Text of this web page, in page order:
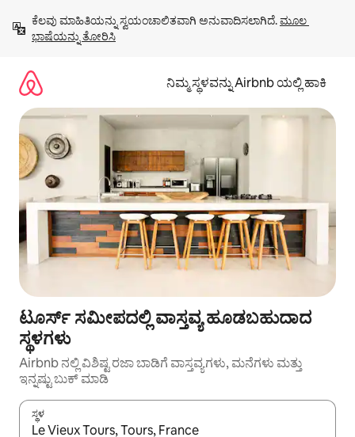
ಹೋಗಿ
ಕೆಲವು ಮಾಹಿತಿಯನ್ನು ಸ್ವಯಂಚಾಲಿತವಾಗಿ ಅನುವಾದಿಸಲಾಗಿದೆ. ಮೂಲ
ಭಾಷೆಯನ್ನು ತೋರಿಸಿ
ನಿಮ್ಮ ಸ್ಥಳವನ್ನು Airbnb ಯಲ್ಲಿ ಹಾಕಿ
ಟೂರ್ಸ್ ಸಮೀಪದಲ್ಲಿ ವಾಸ್ತವ್ಯ ಹೂಡಬಹುದಾದ
ಸ್ಥಳಗಳು
Airbnb ನಲ್ಲಿ ವಿಶಿಷ್ಟ ರಜಾ ಬಾಡಿಗೆ ವಾಸ್ತವ್ಯಗಳು, ಮನೆಗಳು ಮತ್ತು
ಇನ್ನಷ್ಟು ಬುಕ್ ಮಾಡಿ
ಸ್ಥಳ
ಫಲಿತಾಂಶಗಳು ಲಭ್ಯವಿರುವಾಗ, ಅಪ್ ಮತ್ತು ಡೌನ್ ಬಾಣದ ಕೀಲಿಗಳೊಂದಿಗೆ